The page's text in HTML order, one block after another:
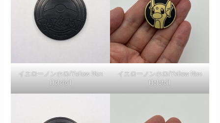
イエローノンホロ/Yellow Non
Holofoil
イエローノンホロ/Yellow Non
Holofoil